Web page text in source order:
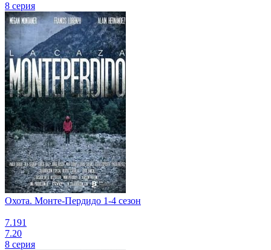
8 серия
Охота. Монте-Пердидо 1-4 сезон
7.191
7.20
8 серия